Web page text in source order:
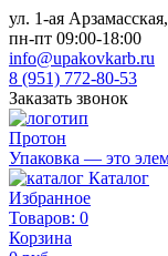
ул. 1-ая
пн-пт 09:00-18:00
info@upakovkarb.ru
8 (951) 772-80-53
Заказать звонок
Протон
Упаковка — это
Каталог
Избранное
Товаров: 0
Корзина